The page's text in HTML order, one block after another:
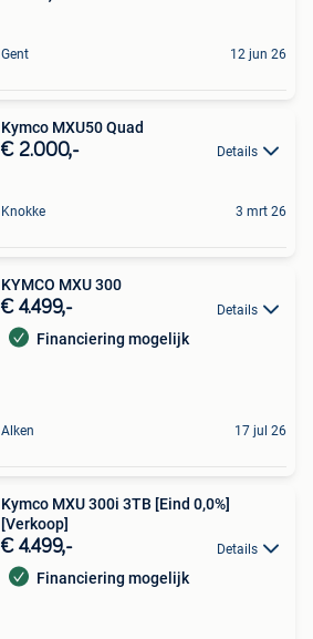
Gent 12 jun 26
Kymco MXU50 Quad
€ 2.000,- Details
Knokke 3 mrt 26
KYMCO MXU 300
€ 4.499,- Details
Financiering mogelijk
Alken 17 jul 26
Kymco MXU 300i 3TB [Eind 0,0%]
[Verkoop]
€ 4.499,- Details
Financiering mogelijk